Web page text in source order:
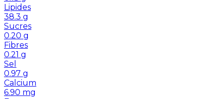
Lipides
38.3 g
Sucres
0.20 g
Fibres
0.21 g
Sel
0.97 g
Calcium
6.90 mg